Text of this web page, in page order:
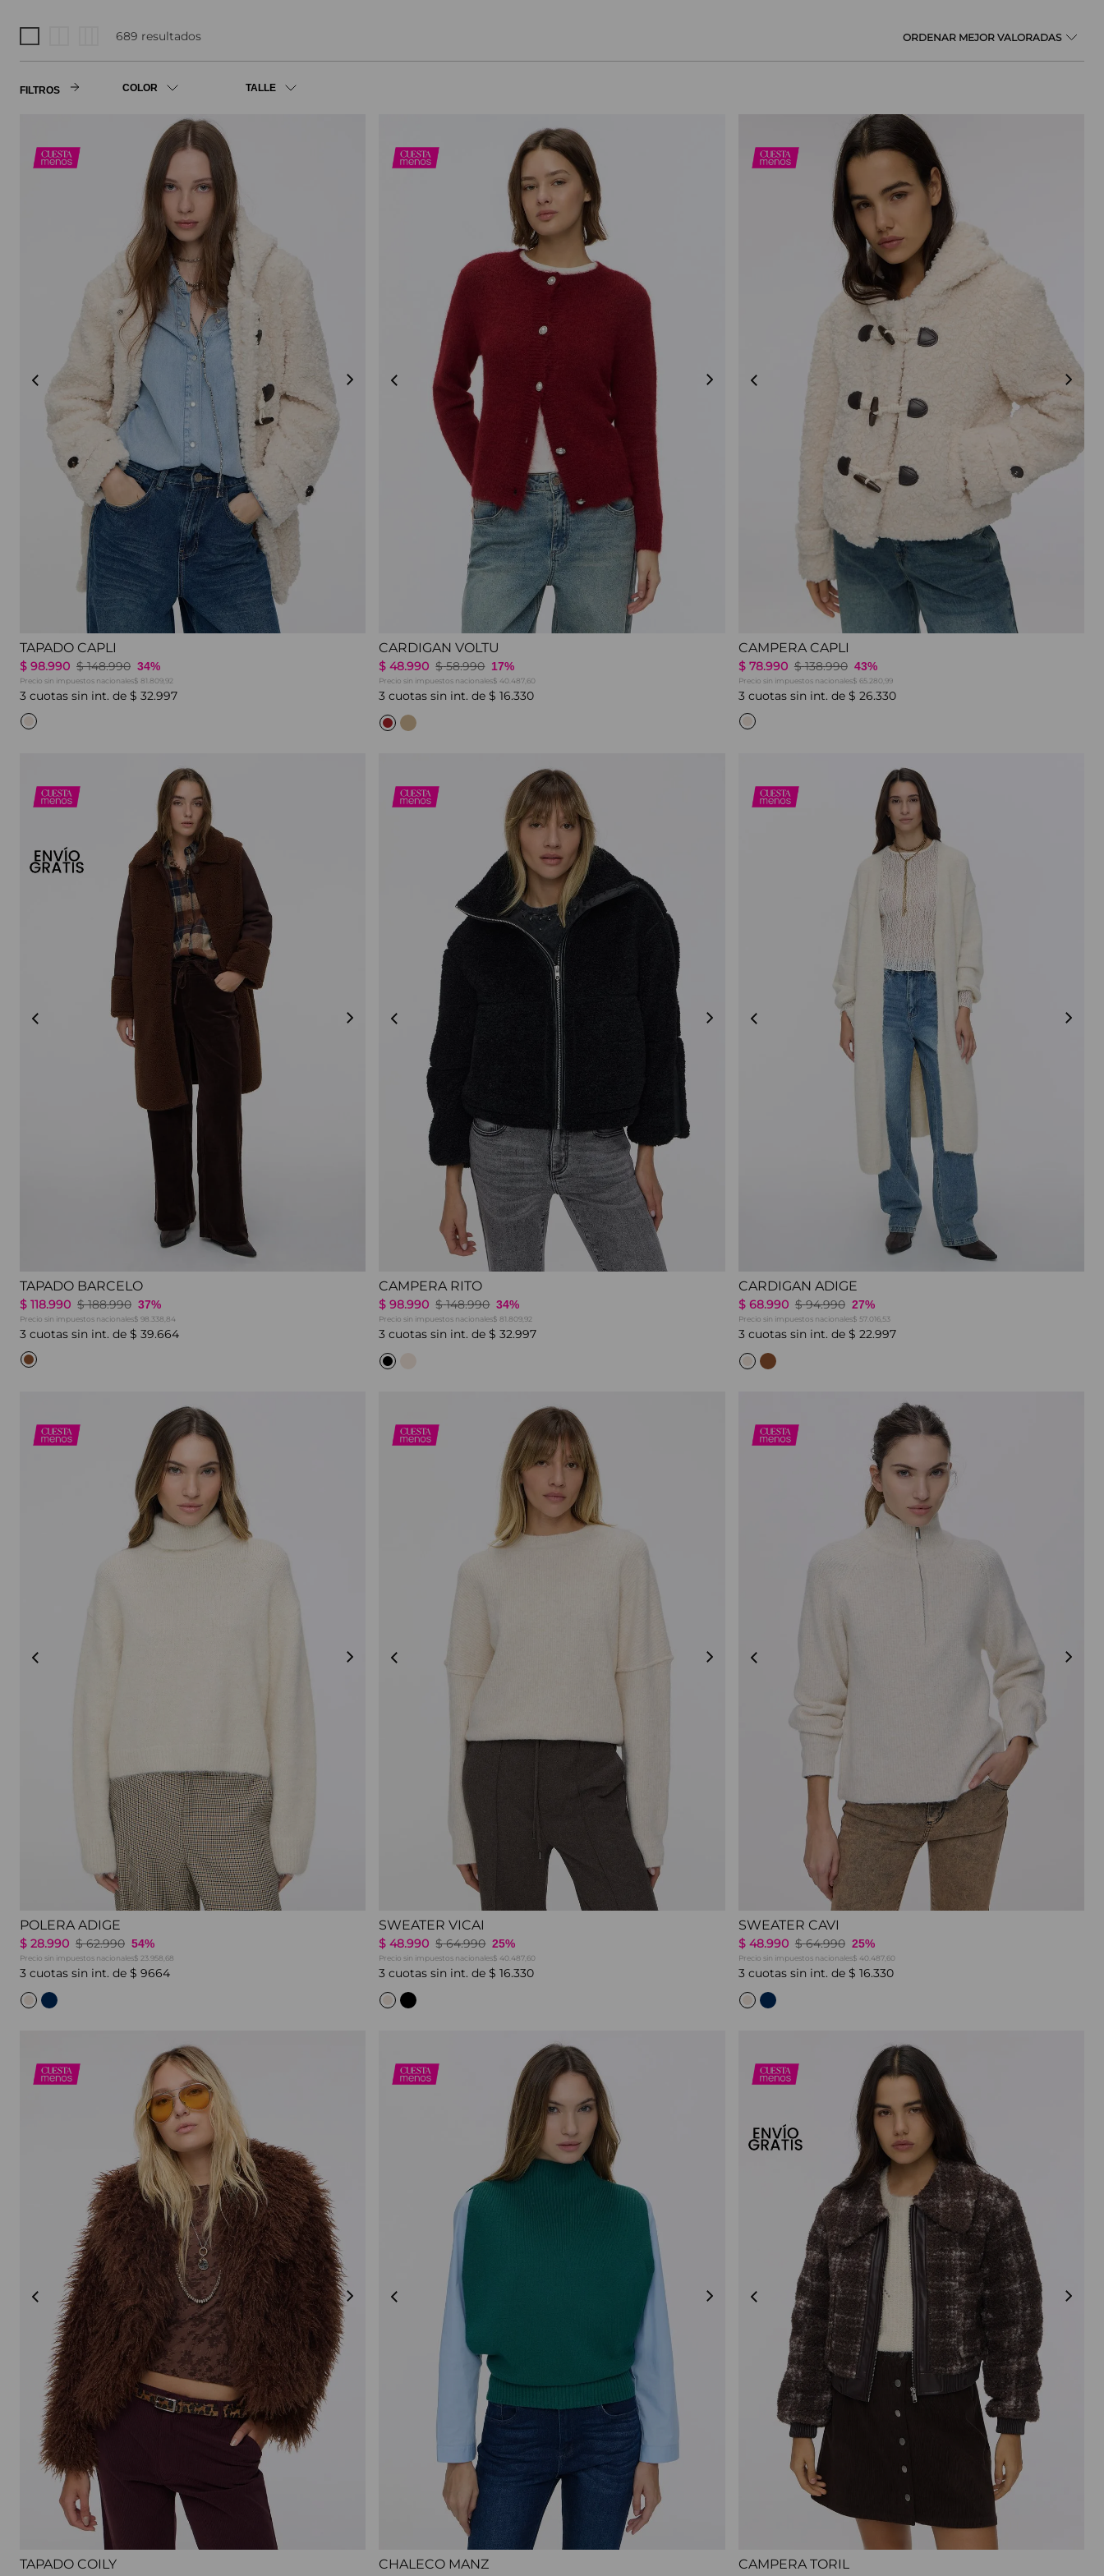
689 MEJOR VALORADAS
FILTROS COLOR
Genérico
Negro
Blanco
Crudo
Gris
Camel
Magenta
Azul
Beige
Dorado
MOSTRAR 16
MÁS
TALLE
Único
MOSTRAR 6 MÁS
TAPADO CAPLI
$ 98.990 $ 148.990 34%
Precio sin impuestos nacionales$ 81.809,92
3 cuotas sin int. de $ 32.997
CARDIGAN VOLTU
$ 48.990 $ 58.990 17%
Precio sin impuestos nacionales$ 40.487,60
3 cuotas sin int. de$ 16.330
CAMPERA CAPLI
$ 78.990 $ 138.990 43%
Precio sin impuestos nacionales$ 65.280,99
3cuotas sin int. de $ 26.330
TAPADO BARCELO
$ 118.990 $ 188.990 37%
Precio sin impuestos nacionales$ 98.338,84
3 cuotas sin int. de $ 39.664
CAMPERA RITO
$ 98.990 $ 148.990 34%
Precio sin impuestos nacionales$ 81.809,92
3 cuotas sin int. de$ 32.997
CARDIGAN ADIGE
$ 68.990 $ 94.990 27%
Precio sin impuestos nacionales$ 57.016,53
3cuotas sin int. de $ 22.997
POLERA ADIGE
$ 28.990 $ 62.990 54%
Precio sin impuestos nacionales$ 23.958,68
3 cuotas sin int. de $ 9664
SWEATER VICAI
$ 48.990 $ 64.990 25%
Precio sin impuestos nacionales$ 40.487,60
3 cuotas sin int. de$ 16.330
SWEATER CAVI
$ 48.990 $ 64.990 25%
Precio sin impuestos nacionales$ 40.487,60
3cuotas sin int. de $ 16.330
TAPADO COILY CHALECO MANZ CAMPERA TORIL